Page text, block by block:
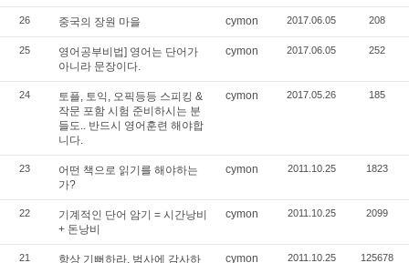
26 중국의 장원 마을 cymon 2017.06.05 208
25
영어공부비법] 영어는 단어가
아니라 문장이다.
cymon 2017.06.05 252
24
토플, 토익, 오픽등등 스피킹 &
작문 포함 시험 준비하시는 분
들도.. 반드시 영어훈련 해야합
니다.
cymon 2017.05.26 185
23
어떤 책으로 읽기를 해야하는
가?
cymon 2011.10.25 1823
22
기계적인 단어 암기 = 시간낭비
+ 돈낭비
cymon 2011.10.25 2099
21
항상 기뻐하라, 범사에 감사하
cymon 2011.10.25 125678